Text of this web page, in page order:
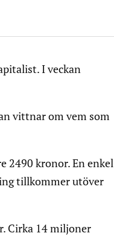
I veckan
vittnar om vem som
2490 kronor. En enkel
tillkommer utöver
Cirka 14 miljoner